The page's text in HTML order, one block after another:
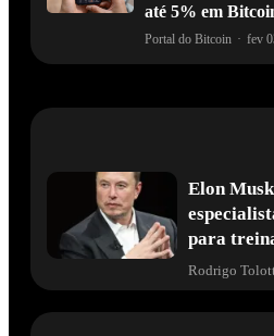
até 5% em
Portal do Bitcoin · fev
Elon
para
Rodrigo